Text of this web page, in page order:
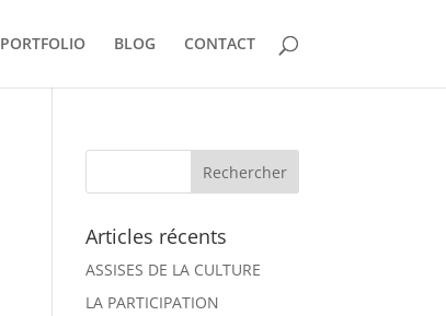
PORTFOLIO BLOG CONTACT
Articles récents
ASSISES DE LA CULTURE
LA PARTICIPATION